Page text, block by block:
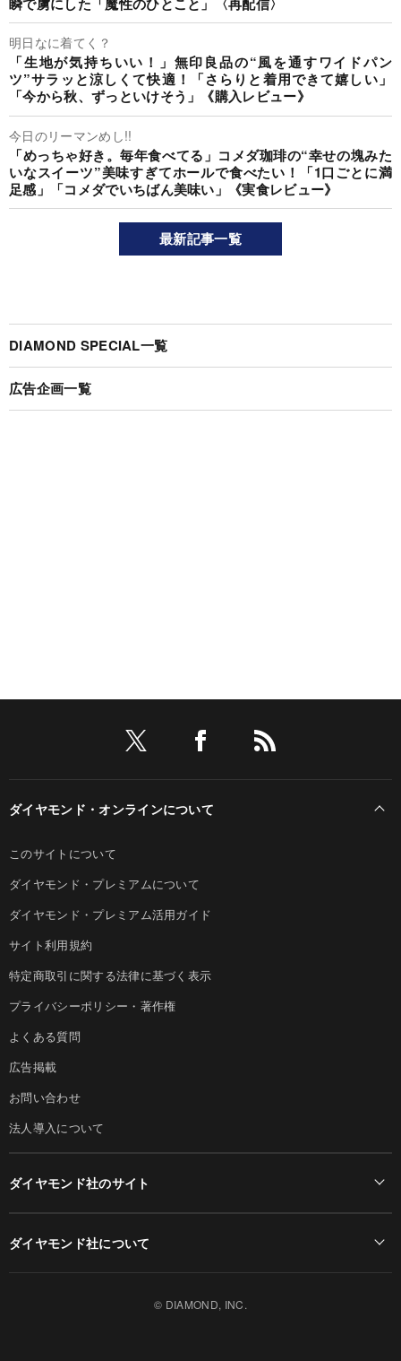
明日なに着てく？
「生地が気持ちいい！」無印良品の“風を通すワイドパン
ツ”サラッと涼しくて快適！「さらりと着用できて嬉しい」
「今から秋、ずっといけそう」《購入レビュー》
今日のリーマンめし!!
「めっちゃ好き。毎年食べてる」コメダ珈琲の“幸せの塊みた
いなスイーツ”美味すぎてホールで食べたい！「1口ごとに満
足感」「コメダでいちばん美味い」《実食レビュー》
最新記事一覧
DIAMOND SPECIAL一覧
広告企画一覧
ダイヤモンド・オンラインについて
このサイトについて
ダイヤモンド・プレミアムについて
ダイヤモンド・プレミアム活用ガイド
サイト利用規約
特定商取引に関する法律に基づく表示
プライバシーポリシー・著作権
よくある質問
広告掲載
お問い合わせ
法人導入について
ダイヤモンド社のサイト
ダイヤモンド社について
© DIAMOND, INC.